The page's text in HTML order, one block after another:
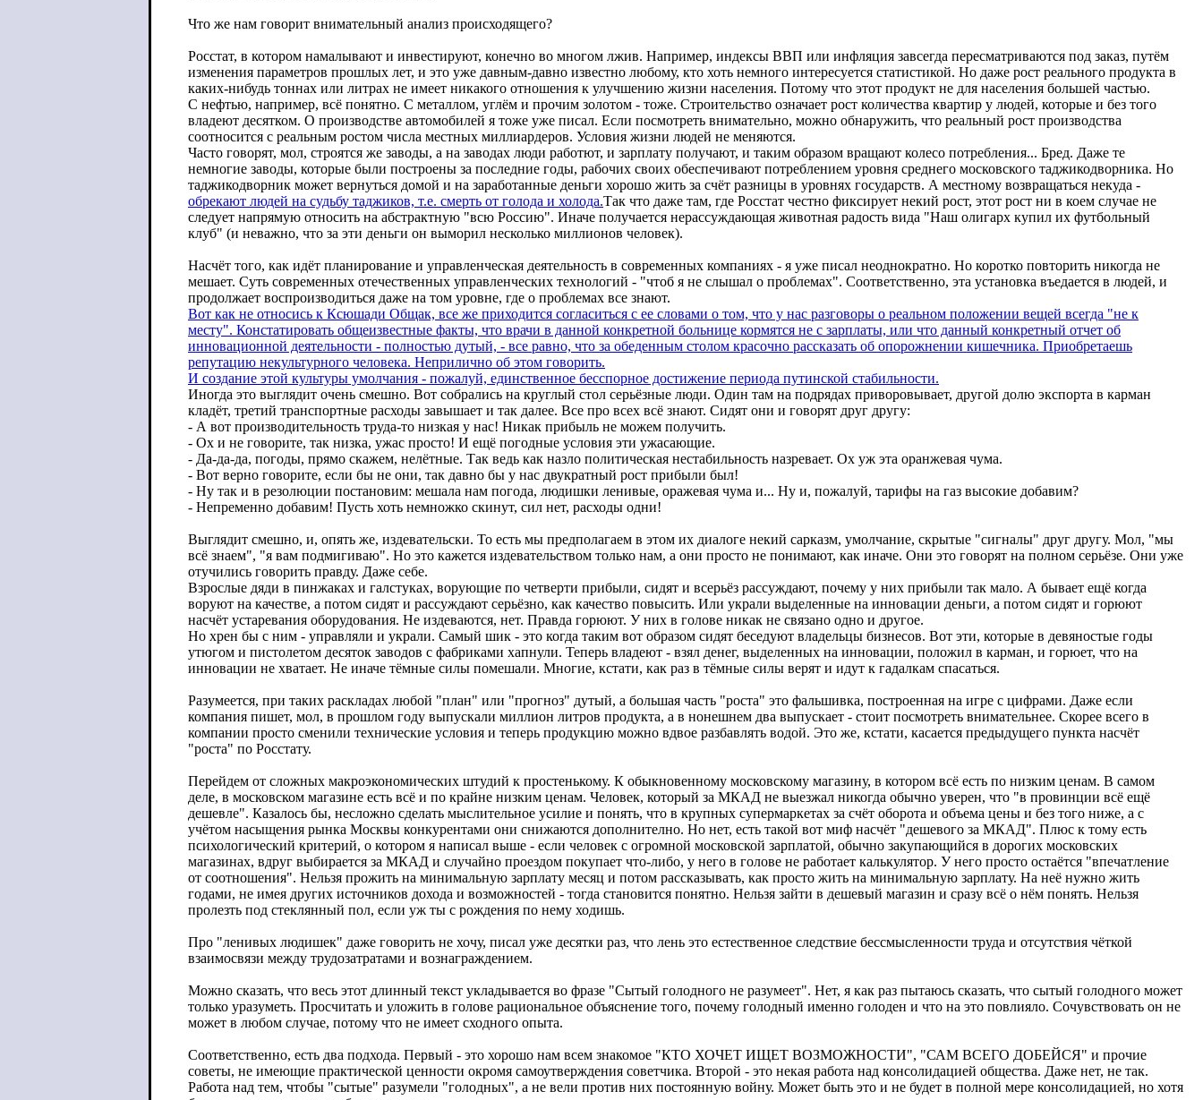
Что же нам говорит внимательный анализ происходящего?
Росстат, в котором намалывают и инвестируют, конечно во многом лжив. Например, индексы ВВП или инфляция завсегда пересматриваются под заказ, путём
изменения параметров прошлых лет, и это уже давным-давно известно любому, кто хоть немного интересуется статистикой. Но даже рост реального продукта в
каких-нибудь тоннах или литрах не имеет никакого отношения к улучшению жизни населения. Потому что этот продукт не для населения большей частью.
С нефтью, например, всё понятно. С металлом, углём и прочим золотом - тоже. Строительство означает рост количества квартир у людей, которые и без того
владеют десятком. О производстве автомобилей я тоже уже писал. Если посмотреть внимательно, можно обнаружить, что реальный рост производства
соотносится с реальным ростом числа местных миллиардеров. Условия жизни людей не меняются.
Часто говорят, мол, строятся же заводы, а на заводах люди работют, и зарплату получают, и таким образом вращают колесо потребления... Бред. Даже те
немногие заводы, которые были построены за последние годы, рабочих своих обеспечивают потреблением уровня среднего московского таджикодворника. Но
таджикодворник может вернуться домой и на заработанные деньги хорошо жить за счёт разницы в уровнях государств. А местному возвращаться некуда -
обрекают людей на судьбу таджиков, т.е. смерть от голода и холода.Так что даже там, где Росстат честно фиксирует некий рост, этот рост ни в коем случае не
следует напрямую относить на абстрактную "всю Россию". Иначе получается нерассуждающая животная радость вида "Наш олигарх купил их футбольный
клуб" (и неважно, что за эти деньги он выморил несколько миллионов человек).
Насчёт того, как идёт планирование и управленческая деятельность в современных компаниях - я уже писал неоднократно. Но коротко повторить никогда не
мешает. Суть современных отечественных управленческих технологий - "чтоб я не слышал о проблемах". Соответственно, эта установка въедается в людей, и
продолжает воспроизводиться даже на том уровне, где о проблемах все знают.
Вот как не относись к Ксюшади Общак, все же приходится согласиться с ее словами о том, что у нас разговоры о реальном положении вещей всегда "не к
месту". Констатировать общеизвестные факты, что врачи в данной конкретной больнице кормятся не с зарплаты, или что данный конкретный отчет об
инновационной деятельности - полностью дутый, - все равно, что за обеденным столом красочно рассказать об опорожнении кишечника. Приобретаешь
репутацию некультурного человека. Неприлично об этом говорить.
И создание этой культуры умолчания - пожалуй, единственное бесспорное достижение периода путинской стабильности.
Иногда это выглядит очень смешно. Вот собрались на круглый стол серьёзные люди. Один там на подрядах приворовывает, другой долю экспорта в карман
кладёт, третий транспортные расходы завышает и так далее. Все про всех всё знают. Сидят они и говорят друг другу:
- А вот производительность труда-то низкая у нас! Никак прибыль не можем получить.
- Ох и не говорите, так низка, ужас просто! И ещё погодные условия эти ужасающие.
- Да-да-да, погоды, прямо скажем, нелётные. Так ведь как назло политическая нестабильность назревает. Ох уж эта оранжевая чума.
- Вот верно говорите, если бы не они, так давно бы у нас двукратный рост прибыли был!
- Ну так и в резолюции постановим: мешала нам погода, людишки ленивые, оражевая чума и... Ну и, пожалуй, тарифы на газ высокие добавим?
- Непременно добавим! Пусть хоть немножко скинут, сил нет, расходы одни!
Выглядит смешно, и, опять же, издевательски. То есть мы предполагаем в этом их диалоге некий сарказм, умолчание, скрытые "сигналы" друг другу. Мол, "мы
всё знаем", "я вам подмигиваю". Но это кажется издевательством только нам, а они просто не понимают, как иначе. Они это говорят на полном серьёзе. Они уже
отучились говорить правду. Даже себе.
Взрослые дяди в пинжаках и галстуках, ворующие по четверти прибыли, сидят и всерьёз рассуждают, почему у них прибыли так мало. А бывает ещё когда
воруют на качестве, а потом сидят и рассуждают серьёзно, как качество повысить. Или украли выделенные на инновации деньги, а потом сидят и горюют
насчёт устаревания оборудования. Не издеваются, нет. Правда горюют. У них в голове никак не связано одно и другое.
Но хрен бы с ним - управляли и украли. Самый шик - это когда таким вот образом сидят беседуют владельцы бизнесов. Вот эти, которые в девяностые годы
утюгом и пистолетом десяток заводов с фабриками хапнули. Теперь владеют - взял денег, выделенных на инновации, положил в карман, и горюет, что на
инновации не хватает. Не иначе тёмные силы помешали. Многие, кстати, как раз в тёмные силы верят и идут к гадалкам спасаться.
Разумеется, при таких раскладах любой "план" или "прогноз" дутый, а большая часть "роста" это фальшивка, построенная на игре с цифрами. Даже если
компания пишет, мол, в прошлом году выпускали миллион литров продукта, а в нонешнем два выпускает - стоит посмотреть внимательнее. Скорее всего в
компании просто сменили технические условия и теперь продукцию можно вдвое разбавлять водой. Это же, кстати, касается предыдущего пункта насчёт
"роста" по Росстату.
Перейдем от сложных макроэкономических штудий к простенькому. К обыкновенному московскому магазину, в котором всё есть по низким ценам. В самом
деле, в московском магазине есть всё и по крайне низким ценам. Человек, который за МКАД не выезжал никогда обычно уверен, что "в провинции всё ещё
дешевле". Казалось бы, несложно сделать мыслительное усилие и понять, что в крупных супермаркетах за счёт оборота и объема цены и без того ниже, а с
учётом насыщения рынка Москвы конкурентами они снижаются дополнително. Но нет, есть такой вот миф насчёт "дешевого за МКАД". Плюс к тому есть
психологический критерий, о котором я написал выше - если человек с огромной московской зарплатой, обычно закупающийся в дорогих московских
магазинах, вдруг выбирается за МКАД и случайно проездом покупает что-либо, у него в голове не работает калькулятор. У него просто остаётся "впечатление
от соотношения". Нельзя прожить на минимальную зарплату месяц и потом рассказывать, как просто жить на минимальную зарплату. На неё нужно жить
годами, не имея других источников дохода и возможностей - тогда становится понятно. Нельзя зайти в дешевый магазин и сразу всё о нём понять. Нельзя
пролезть под стеклянный пол, если уж ты с рождения по нему ходишь.
Про "ленивых людишек" даже говорить не хочу, писал уже десятки раз, что лень это естественное следствие бессмысленности труда и отсутствия чёткой
взаимосвязи между трудозатратами и вознаграждением.
Можно сказать, что весь этот длинный текст укладывается во фразе "Сытый голодного не разумеет". Нет, я как раз пытаюсь сказать, что сытый голодного может
только уразуметь. Просчитать и уложить в голове рациональное объяснение того, почему голодный именно голоден и что на это повлияло. Сочувствовать он не
может в любом случае, потому что не имеет сходного опыта.
Соответственно, есть два подхода. Первый - это хорошо нам всем знакомое "КТО ХОЧЕТ ИЩЕТ ВОЗМОЖНОСТИ", "САМ ВСЕГО ДОБЕЙСЯ" и прочие
советы, не имеющие практической ценности окромя самоутверждения советчика. Второй - это некая работа над консолидацией общества. Даже нет, не так.
Работа над тем, чтобы "сытые" разумели "голодных", а не вели против них постоянную войну. Может быть это и не будет в полной мере консолидацией, но хотя